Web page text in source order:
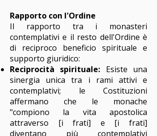
Rapporto con l'Ordine
Il rapporto tra i monasteri
contemplativi e il resto dell'Ordine è
di reciproco beneficio spirituale e
supporto giuridico:
Reciprocità spirituale: Esiste una
sinergia unica tra i rami attivi e
contemplativi; le Costituzioni
affermano che le monache
"compiono la vita apostolica
attraverso [i frati] e [i frati]
diventano più contemplativi